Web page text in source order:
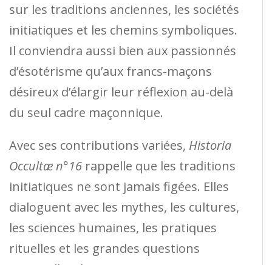
sur les traditions anciennes, les sociétés
initiatiques et les chemins symboliques.
Il conviendra aussi bien aux passionnés
d’ésotérisme qu’aux francs-maçons
désireux d’élargir leur réflexion au-delà
du seul cadre maçonnique.
Avec ses contributions variées, Historia
Occultæ n°16 rappelle que les traditions
initiatiques ne sont jamais figées. Elles
dialoguent avec les mythes, les cultures,
les sciences humaines, les pratiques
rituelles et les grandes questions